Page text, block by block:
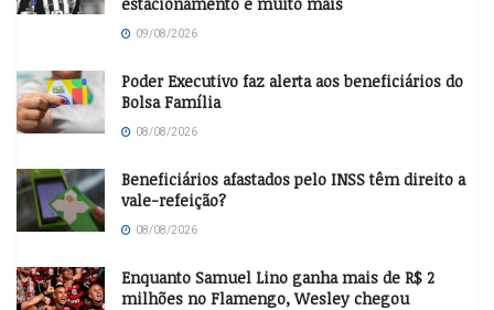
09/08/2026
Poder Executivo faz alerta aos beneficiários do
Bolsa Família
08/08/2026
Beneficiários afastados pelo INSS têm direito a
vale-refeição?
08/08/2026
Enquanto Samuel Lino ganha mais de R$ 2
milhões no Flamengo, Wesley chegou